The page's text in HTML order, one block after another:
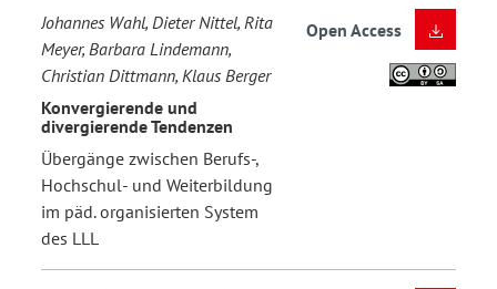
Johannes Wahl, Dieter Nittel, Rita
Meyer, Barbara Lindemann,
Christian Dittmann, Klaus Berger
Konvergierende und
divergierende Tendenzen
Übergänge zwischen Berufs-,
Hochschul- und Weiterbildung
im päd. organisierten System
des LLL
Open Access